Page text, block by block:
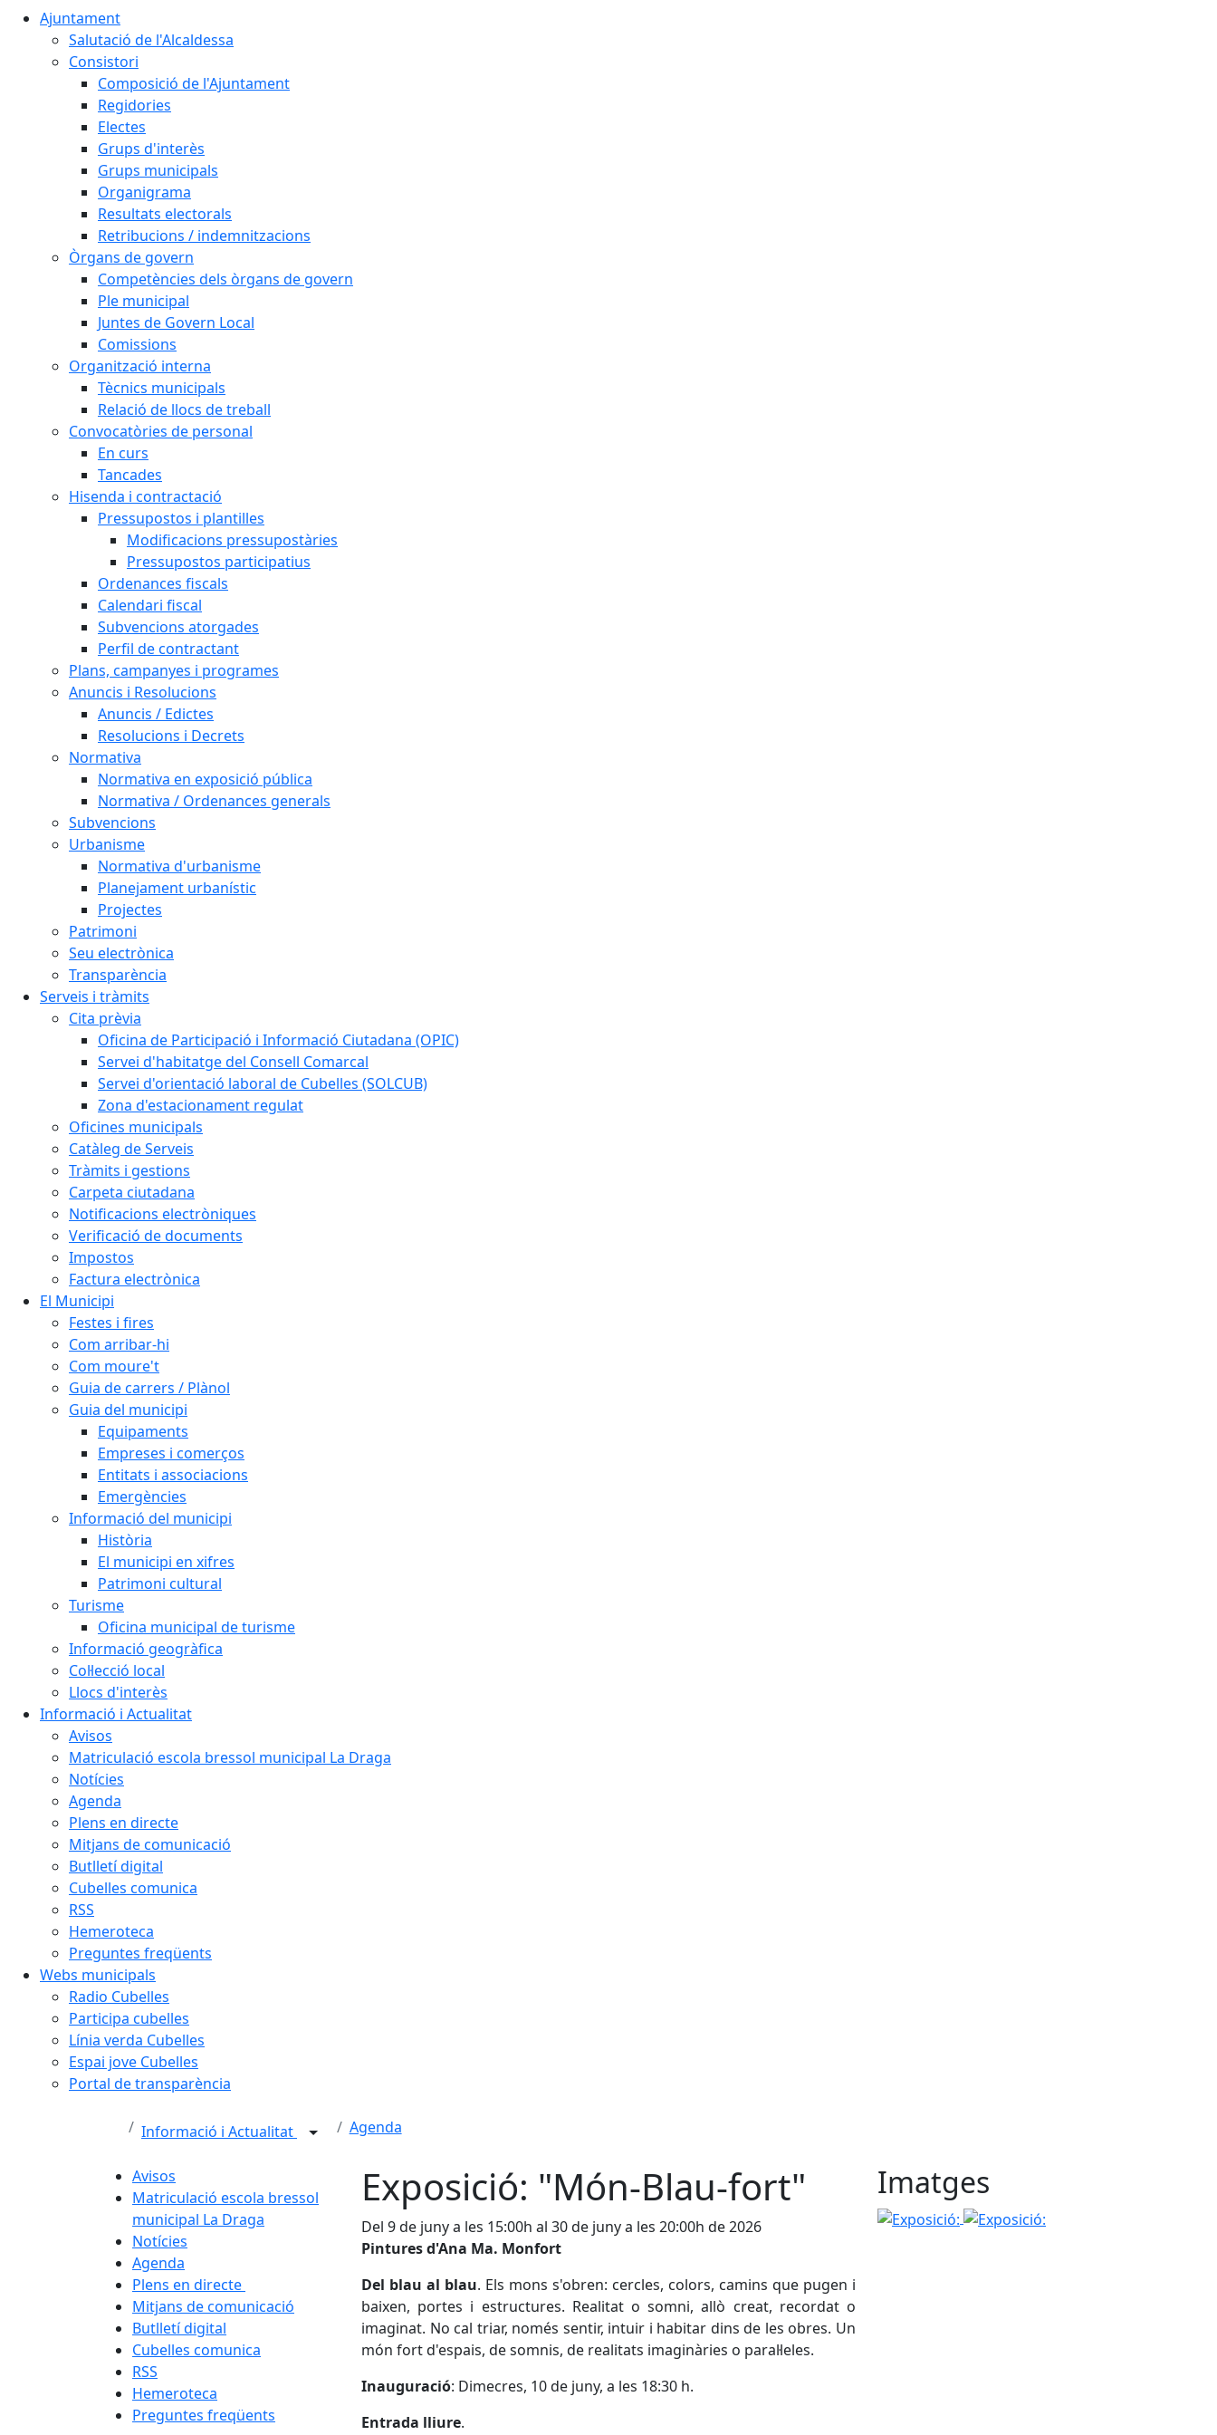
Ajuntament
Salutació de l'Alcaldessa
Consistori
Composició de l'Ajuntament
Regidories
Electes
Grups d'interès
Grups municipals
Organigrama
Resultats electorals
Retribucions / indemnitzacions
Òrgans de govern
Competències dels òrgans de govern
Ple municipal
Juntes de Govern Local
Comissions
Organització interna
Tècnics municipals
Relació de llocs de treball
Convocatòries de personal
En curs
Tancades
Hisenda i contractació
Pressupostos i plantilles
Modificacions pressupostàries
Pressupostos participatius
Ordenances fiscals
Calendari fiscal
Subvencions atorgades
Perfil de contractant
Plans, campanyes i programes
Anuncis i Resolucions
Anuncis / Edictes
Resolucions i Decrets
Normativa
Normativa en exposició pública
Normativa / Ordenances generals
Subvencions
Urbanisme
Normativa d'urbanisme
Planejament urbanístic
Projectes
Patrimoni
Seu electrònica
Transparència
Serveis i tràmits
Cita prèvia
Oficina de Participació i Informació Ciutadana (OPIC)
Servei d'habitatge del Consell Comarcal
Servei d'orientació laboral de Cubelles (SOLCUB)
Zona d'estacionament regulat
Oficines municipals
Catàleg de Serveis
Tràmits i gestions
Carpeta ciutadana
Notificacions electròniques
Verificació de documents
Impostos
Factura electrònica
El Municipi
Festes i fires
Com arribar-hi
Com moure't
Guia de carrers / Plànol
Guia del municipi
Equipaments
Empreses i comerços
Entitats i associacions
Emergències
Informació del municipi
Història
El municipi en xifres
Patrimoni cultural
Turisme
Oficina municipal de turisme
Informació geogràfica
Col·lecció local
Llocs d'interès
Informació i Actualitat
Avisos
Matriculació escola bressol municipal La Draga
Notícies
Agenda
Plens en directe
Mitjans de comunicació
Butlletí digital
Cubelles comunica
RSS
Hemeroteca
Preguntes freqüents
Webs municipals
Radio Cubelles
Participa cubelles
Línia verda Cubelles
Espai jove Cubelles
Portal de transparència
Informació i Actualitat Agenda
Avisos
Matriculació escola bressol
municipal La Draga
Notícies
Agenda
Plens en directe
Mitjans de comunicació
Butlletí digital
Cubelles comunica
RSS
Hemeroteca
Preguntes freqüents
Exposició: "Món-Blau-fort"
Del 9 de juny a les 15:00h al 30 de juny a les 20:00h de 2026
Pintures d'Ana Ma. Monfort
Del blau al blau. Els mons s'obren: cercles, colors, camins que pugen i
baixen, portes i estructures. Realitat o somni, allò creat, recordat o
imaginat. No cal triar, només sentir, intuir i habitar dins de les obres. Un
món fort d'espais, de somnis, de realitats imaginàries o paral·leles.
Inauguració: Dimecres, 10 de juny, a les 18:30 h.
Entrada lliure.
Imatges
Exposició: "Món-Blau-fort"Exposició: "Món-Blau-fort"